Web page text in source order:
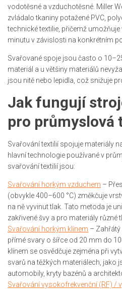
vodotěsné a vzduchotěsné. Miller
zvládalo tkaniny potažené PVC,
technické textilie, přičemž
minutu v závislosti na konkrétním
Svařované spoje jsou často o
materiál a u většiny materiálů
jsou nitě nebo lepidla, což snižuje
Jak fungují
pro průmyslová
Svařování textilií spojuje materiály
hlavní technologie používané v
svařování textilií jsou:
Svařování horkým vzduchem –
(obvykle 400–600 °C) změkčuje
na ně vyvinut tlak. Tato metoda je
zakřivené švy a pro materiály různé
Svařování horkým klínem –
přímé svary o šířce od 20 mm do
klínem se osvědčuje zejména při
svarů na těžkých materiálech, jako
automobily, kryty bazénů a
Svařování vysokofrekvenční (RF) /